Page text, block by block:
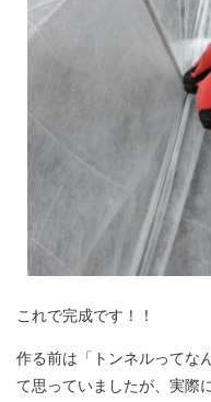
これで完成です！！
作る前は「トンネルってな
て思っていましたが、実際